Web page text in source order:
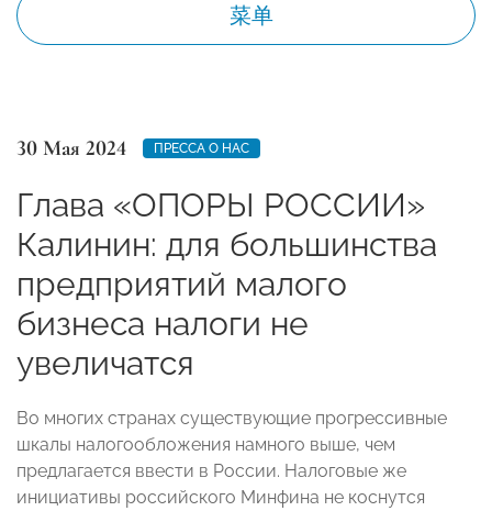
菜单
30 Мая 2024 ПРЕССА О НАС
Глава «ОПОРЫ РОССИИ»
Калинин: для большинства
предприятий малого
бизнеса налоги не
увеличатся
Во многих странах существующие прогрессивные
шкалы налогообложения намного выше, чем
предлагается ввести в России. Налоговые же
инициативы российского Минфина не коснутся